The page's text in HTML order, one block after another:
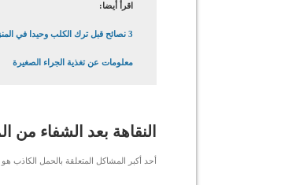
اقرأ أيضا:
3 نصائح قبل ترك الكلب وحيدا في المنزل
معلومات عن تغذية الجراء الصغيرة
النقاهة بعد الشفاء من
أحد أكبر المشاكل المتعلقة بالحمل الكاذب